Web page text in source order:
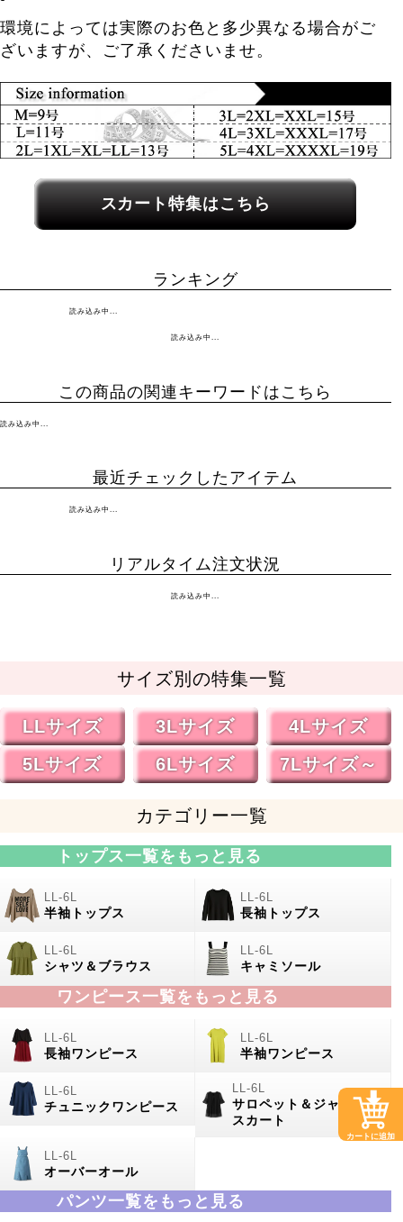
環境によっては実際のお色と多少異なる場合がご
ざいますが、ご了承くださいませ。
関連カテゴリーへのリンク
スカート特集はこちら
ランキング
読み込み中...
読み込み中...
この商品の関連キーワードはこちら
読み込み中...
最近チェックしたアイテム
読み込み中...
リアルタイム注文状況
読み込み中...
サイズ別の特集一覧
LLサイズ 3Lサイズ
4Lサイズ
5Lサイズ
6Lサイズ 7Lサイズ～
カテゴリー一覧
トップス一覧をもっと見る
半袖トップス 長袖トップス
シャツ＆ブラウス キャミソール
ワンピース一覧をもっと見る
長袖ワンピース 半袖ワンピース
チュニックワンピース
サロペット＆ジャンパー
スカート
オーバーオール
パンツ一覧をもっと見る
カートに追加